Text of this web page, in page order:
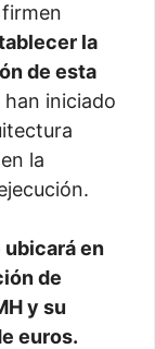
la
de esta
han iniciado
la
ubicará en
de
y su
euros.